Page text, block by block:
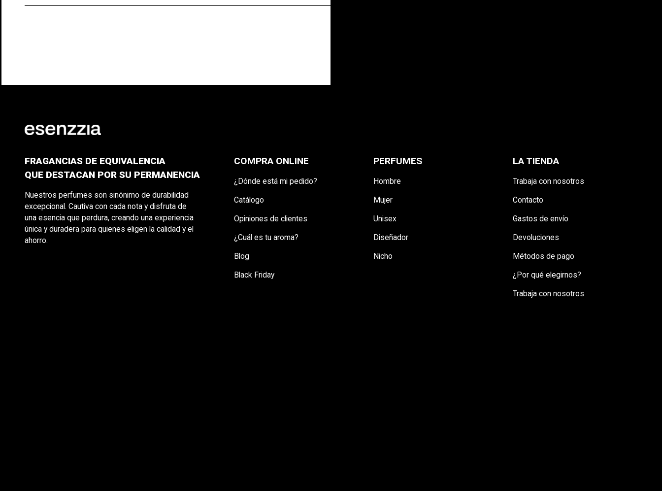
CANCELAR
FRAGANCIAS DE EQUIVALENCIA
QUE DESTACAN POR SU PERMANENCIA
Nuestros perfumes son sinónimo de durabilidad
excepcional. Cautiva con cada nota y disfruta de
una esencia que perdura, creando una experiencia
única y duradera para quienes eligen la calidad y el
ahorro.
COMPRA ONLINE
¿Dónde está mi pedido?
Catálogo
Opiniones de clientes
¿Cuál es tu aroma?
Blog
Black Friday
PERFUMES
Hombre
Mujer
Unisex
Diseñador
Nicho
LA TIENDA
Trabaja con nosotros
Contacto
Gastos de envío
Devoluciones
Métodos de pago
¿Por qué elegirnos?
Trabaja con nosotros